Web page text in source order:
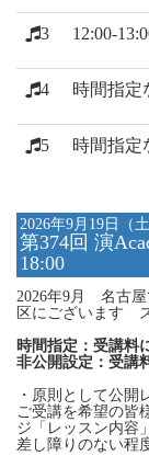
3 12:00-
4 時間指定
5 時間指定
2026年9月19日（土
第374回 演
18:00
2026年9月 名古屋
区にございます
時間指定：受講料
非公開設定：受講
・原則として公開
ご受講を希望の皆
ジ「レッスン内容
差し障りのない程